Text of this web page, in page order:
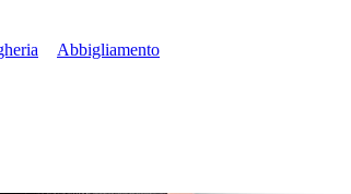
Abbigliamento